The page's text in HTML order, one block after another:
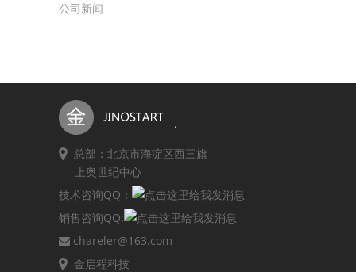
公司新闻
总部：北京市海淀区西三旗
上奥世纪中心
技术咨询QQ：
销售咨询QQ:
chareler@163.com
金启程科技